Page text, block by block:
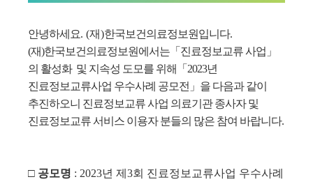
안녕하세요. (재)한국보건의료정보원입니다.
(재)한국보건의료정보원에서는「진료정보교류 사업」
의 활성화 및 지속성 도모를 위해「2023년
진료정보교류사업 우수사례 공모전」을 다음과 같이
추진하오니 진료정보교류 사업 의료기관 종사자 및
진료정보교류 서비스 이용자 분들의 많은 참여 바랍니다.
□ 공모명 : 2023년 제3회 진료정보교류사업 우수사례